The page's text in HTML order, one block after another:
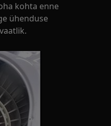
kohta enne
ühenduse